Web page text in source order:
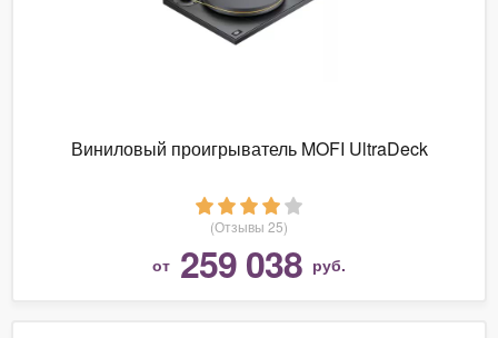
Виниловый проигрыватель MOFI UltraDeck
(Отзывы 25)
от 259 038 руб.